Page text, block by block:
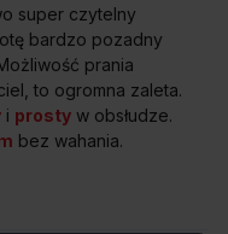
oraz
się zabrudzeń
o czystość
85,0 cm
może różnić
super czytelny
bardzo pozadny
prania
to ogromna zaleta.
i prosty w obsłudze.
bez wahania.